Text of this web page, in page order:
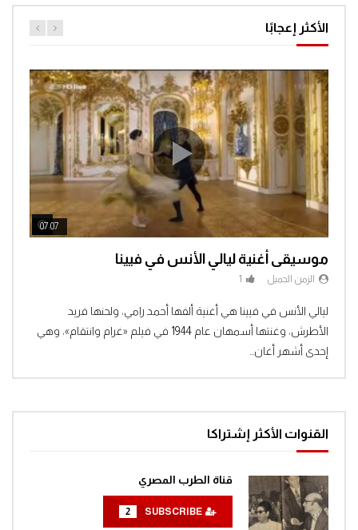
الأكثر إعجابًا
07:07
موسيقى أغنية ليالي الأنس في فيينا
الزمن الجميل 1
ليالي الأنس في فيينا هي أغنية ألفها أحمد رامي، ولحنها فريد
الأطرش، وغنتها أسمهان عام 1944 في فيلم «غرام وانتقام»، وهي
إحدى أشهر أغان...
Watch Later
القنوات الأكثر إشتراكا
قناة الطرب المصري
2